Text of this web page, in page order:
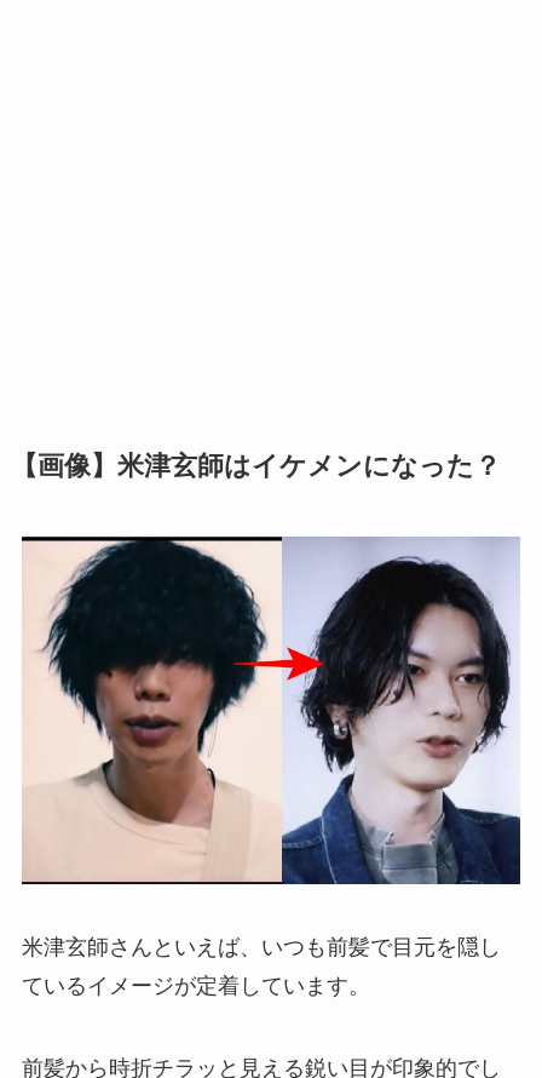
【画像】米津玄師はイケメンになった？
米津玄師さんといえば、いつも前髪で目元を隠し
ているイメージが定着しています。
前髪から時折チラッと見える鋭い目が印象的でし